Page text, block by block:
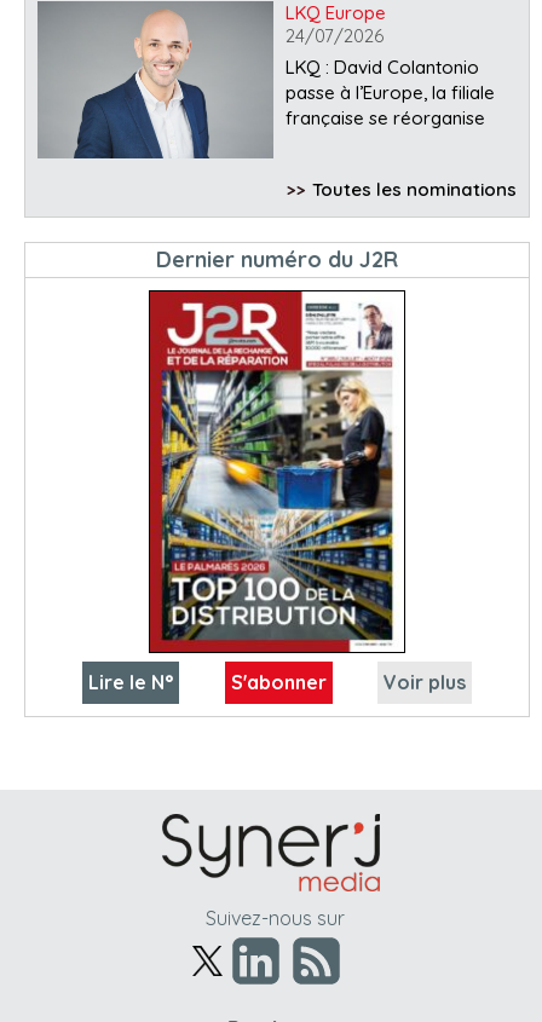
LKQ Europe
24/07/2026
LKQ : David Colantonio
passe à l’Europe, la filiale
française se réorganise
>> Toutes les nominations
Dernier numéro du J2R
Lire le N° S'abonner Voir plus
Suivez-nous sur